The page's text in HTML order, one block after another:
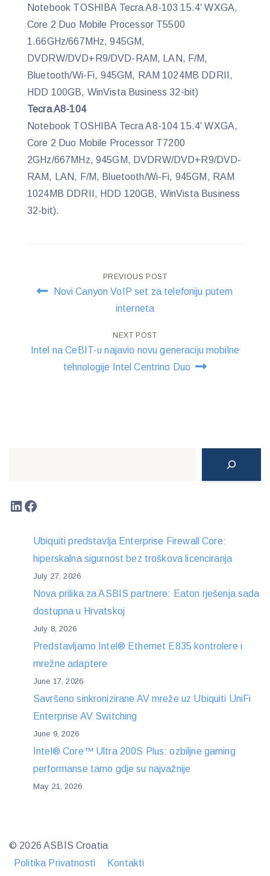
Notebook TOSHIBA Tecra A8-103 15.4′ WXGA,
Core 2 Duo Mobile Processor T5500
1.66GHz/667MHz, 945GM,
DVDRW/DVD+R9/DVD-RAM, LAN, F/M,
Bluetooth/Wi-Fi, 945GM, RAM 1024MB DDRII,
HDD 100GB, WinVista Business 32-bit)
Tecra A8-104
Notebook TOSHIBA Tecra A8-104 15.4′ WXGA,
Core 2 Duo Mobile Processor T7200
2GHz/667MHz, 945GM, DVDRW/DVD+R9/DVD-
RAM, LAN, F/M, Bluetooth/Wi-Fi, 945GM, RAM
1024MB DDRII, HDD 120GB, WinVista Business
32-bit).
Post
PREVIOUS POST
Novi Canyon VoIP set za telefoniju putem
interneta
NEXT POST
Intel na CeBIT-u najavio novu generaciju mobilne
tehnologije Intel Centrino Duo
LinkedIn
Facebook
Ubiquiti predstavlja Enterprise Firewall Core:
hiperskalna sigurnost bez troškova licenciranja
July 27, 2026
Nova prilika za ASBIS partnere: Eaton rješenja sada
dostupna u Hrvatskoj
July 8, 2026
Predstavljamo Intel® Ethernet E835 kontrolere i
mrežne adaptere
June 17, 2026
Savršeno sinkronizirane AV mreže uz Ubiquiti UniFi
Enterprise AV Switching
June 9, 2026
Intel® Core™ Ultra 200S Plus: ozbiljne gaming
performanse tamo gdje su najvažnije
May 21, 2026
© 2026 ASBIS Croatia
Politika Privatnosti
Kontakti